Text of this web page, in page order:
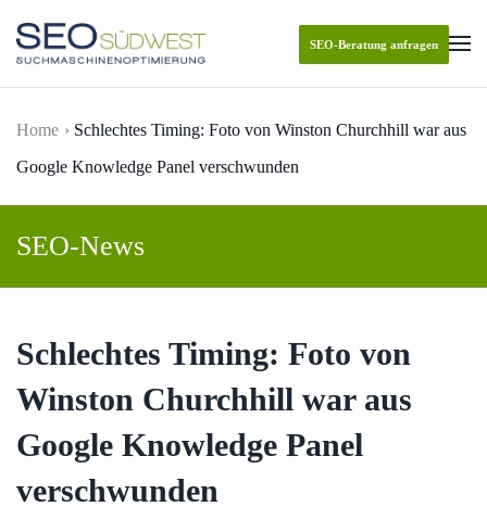
Skip to main content
SEO-Beratung anfragen
Home
Schlechtes Timing: Foto von Winston Churchhill war aus
Google Knowledge Panel verschwunden
SEO-News
Schlechtes Timing: Foto von
Winston Churchhill war aus
Google Knowledge Panel
verschwunden